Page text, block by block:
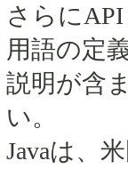
さらに
用語の定
説明が含
い。
Javaは、